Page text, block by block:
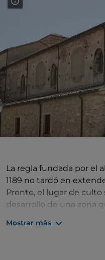
La regla fundada por el
1189 no tardó en
Pronto, el lugar de
desarrollo de una zona
Mostrar más